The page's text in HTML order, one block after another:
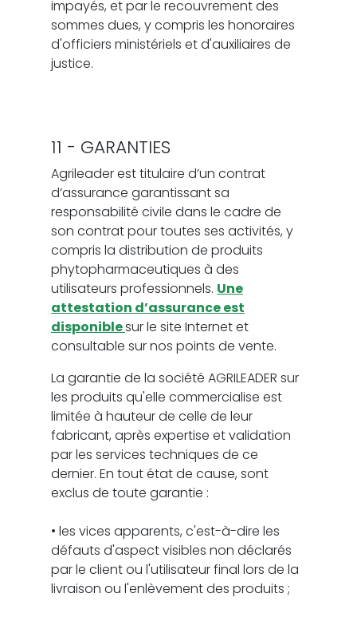
impayés, et par le recouvrement des
sommes dues, y compris les honoraires
d'officiers ministériels et d'auxiliaires de
justice.
11 - GARANTIES
Agrileader est titulaire d’un contrat
d’assurance garantissant sa
responsabilité civile dans le cadre de
son contrat pour toutes ses activités, y
compris la distribution de produits
phytopharmaceutiques à des
utilisateurs professionnels. Une
attestation d’assurance est
disponiblesur le site Internet et
consultable sur nos points de vente.
La garantie de la société AGRILEADER sur
les produits qu'elle commercialise est
limitée à hauteur de celle de leur
fabricant, après expertise et validation
par les services techniques de ce
dernier. En tout état de cause, sont
exclus de toute garantie :
• les vices apparents, c'est-à-dire les
défauts d'aspect visibles non déclarés
par le client ou l'utilisateur final lors de la
livraison ou l'enlèvement des produits ;